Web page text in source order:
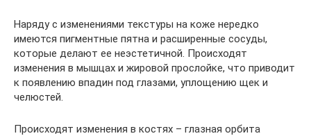
Наряду с изменениями текстуры на коже нередко
имеются пигментные пятна и расширенные сосуды,
которые делают ее неэстетичной. Происходят
изменения в мышцах и жировой прослойке, что приводит
к появлению впадин под глазами, уплощению щек и
челюстей.
Происходят изменения в костях – глазная орбита